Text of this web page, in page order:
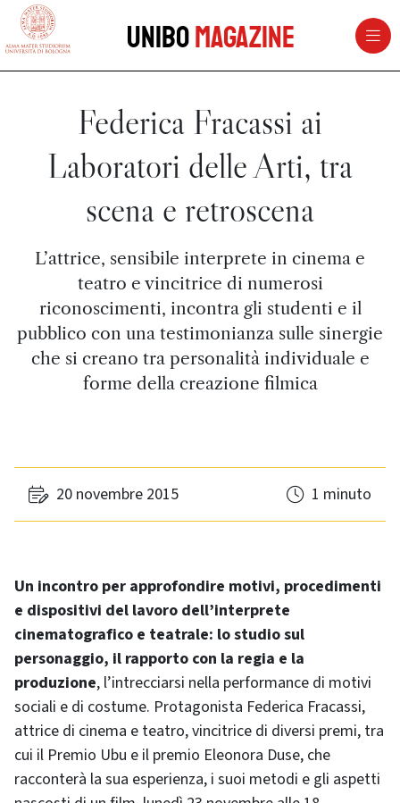
vai al contenuto della pagina
UniboMagazine
Federica Fracassi ai
Laboratori delle Arti, tra
scena e retroscena
L’attrice, sensibile interprete in cinema e
teatro e vincitrice di numerosi
riconoscimenti, incontra gli studenti e il
pubblico con una testimonianza sulle sinergie
che si creano tra personalità individuale e
forme della creazione filmica
20 novembre 2015 1 minuto
Un incontro per approfondire motivi, procedimenti
e dispositivi del lavoro dell’interprete
cinematografico e teatrale: lo studio sul
personaggio, il rapporto con la regia e la
produzione, l’intrecciarsi nella performance di motivi
sociali e di costume. Protagonista Federica Fracassi,
attrice di cinema e teatro, vincitrice di diversi premi, tra
cui il Premio Ubu e il premio Eleonora Duse, che
racconterà la sua esperienza, i suoi metodi e gli aspetti